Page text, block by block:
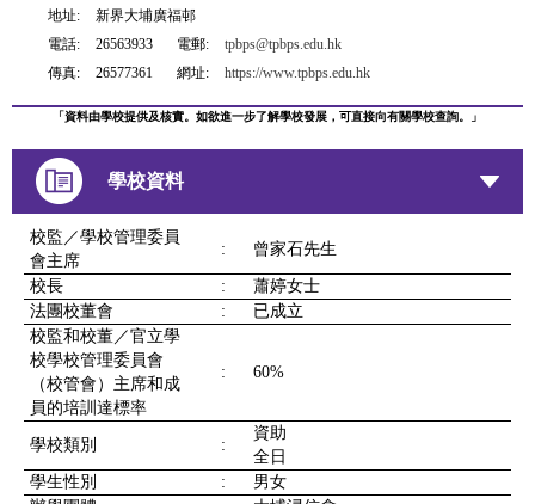
地址:
新界大埔廣福邨
電話:
26563933 電郵:
tpbps@tpbps.edu.hk
傳真:
26577361 網址: https://www.tpbps.edu.hk
「資料由學校提供及核實。如欲進一步了解學校發展，可直接向有關學校查詢。」
學校資料
校監／學校管理委員
會主席
: 曾家石先生
校長 :
蕭婷女士
法團校董會
:
已成立
校監和校董／官立學
校學校管理委員會
（校管會）主席和成
員的培訓達標率
: 60%
學校類別 :
資助
全日
學生性別
:
男女